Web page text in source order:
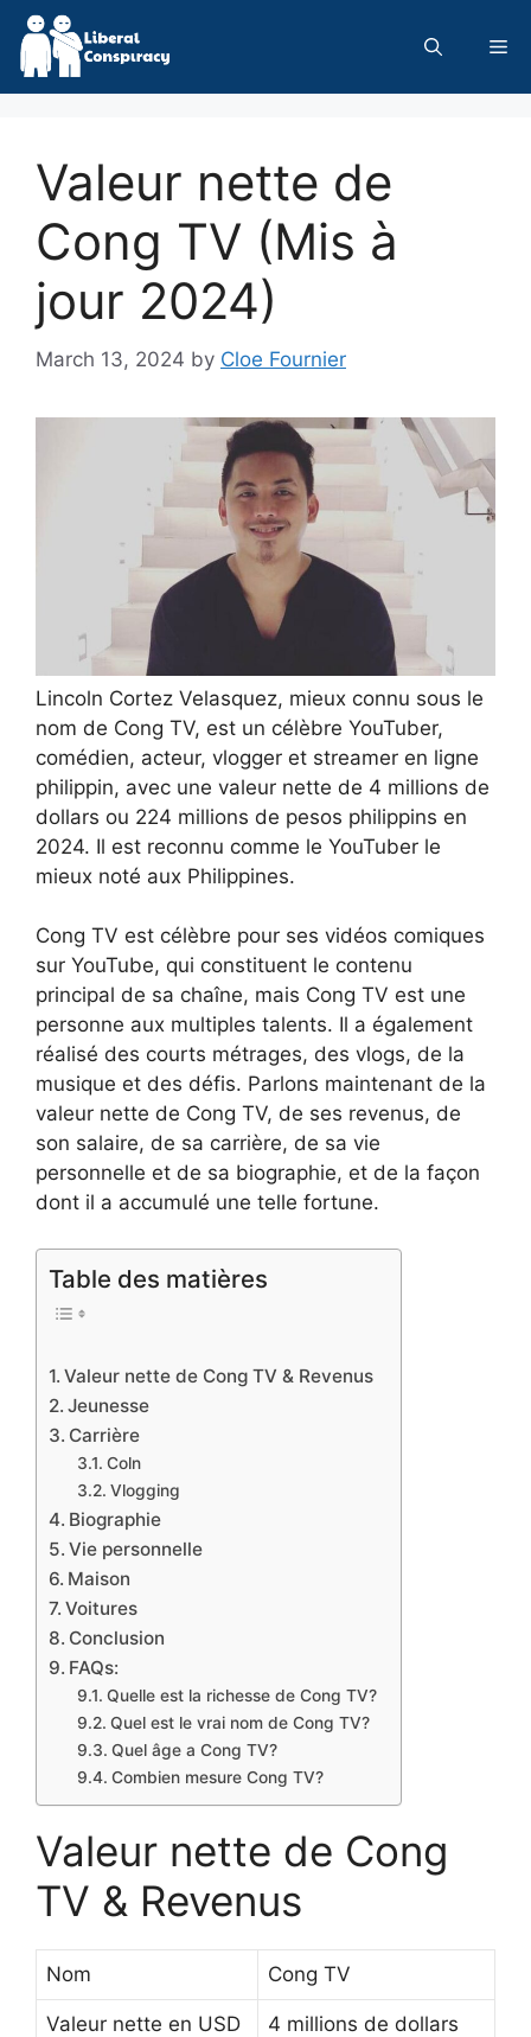
Skip
content
Valeur nette de
Cong TV (Mis à
jour 2024)
March 13, 2024 by Cloe Fournier
Lincoln Cortez Velasquez, mieux connu sous le
nom de Cong TV, est un célèbre YouTuber,
comédien, acteur, vlogger et streamer en ligne
philippin, avec une valeur nette de 4 millions de
dollars ou 224 millions de pesos philippins en
2024. Il est reconnu comme le YouTuber le
mieux noté aux Philippines.
Cong TV est célèbre pour ses vidéos comiques
sur YouTube, qui constituent le contenu
principal de sa chaîne, mais Cong TV est une
personne aux multiples talents. Il a également
réalisé des courts métrages, des vlogs, de la
musique et des défis. Parlons maintenant de la
valeur nette de Cong TV, de ses revenus, de
son salaire, de sa carrière, de sa vie
personnelle et de sa biographie, et de la façon
dont il a accumulé une telle fortune.
Table des matières
Valeur nette de Cong TV & Revenus
Jeunesse
Carrière
Coln
Vlogging
Biographie
Vie personnelle
Maison
Voitures
Conclusion
FAQs:
Quelle est la richesse de Cong TV?
Quel est le vrai nom de Cong TV?
Quel âge a Cong TV?
Combien mesure Cong TV?
Valeur nette de Cong
TV & Revenus
Nom Cong TV
Valeur nette en USD 4 millions de dollars